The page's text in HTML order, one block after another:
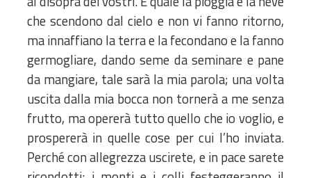
che scendono dal cielo e non vi fanno ritorno,
ma innaffiano la terra e la fecondano e la fanno
germogliare, dando seme da seminare e pane
da mangiare, tale sarà la mia parola; una volta
uscita dalla mia bocca non tornerà a me senza
frutto, ma opererà tutto quello che io voglio, e
prospererà in quelle cose per cui l’ho inviata.
Perché con allegrezza uscirete, e in pace sarete